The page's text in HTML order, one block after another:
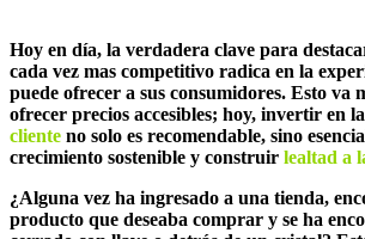
Hoy en día, la verdadera clave para
cada vez mas competitivo radica en la
puede ofrecer a sus consumidores. Esto va
ofrecer precios accesibles; hoy, invertir en la
cliente no solo es recomendable, sino
crecimiento sostenible y construir lealtad a
¿Alguna vez ha ingresado a una tienda,
producto que deseaba comprar y se ha